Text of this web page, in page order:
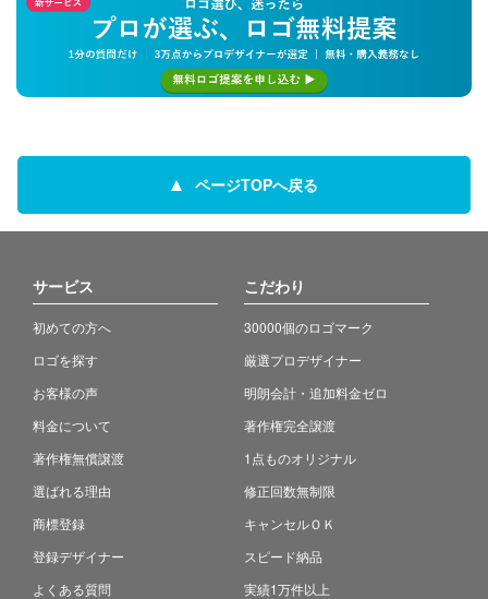
ページTOPへ戻る
サービス
初めての方へ
ロゴを探す
お客様の声
料金について
著作権無償譲渡
選ばれる理由
商標登録
登録デザイナー
よくある質問
こだわり
30000個のロゴマーク
厳選プロデザイナー
明朗会計・追加料金ゼロ
著作権完全譲渡
1点ものオリジナル
修正回数無制限
キャンセルＯＫ
スピード納品
実績1万件以上